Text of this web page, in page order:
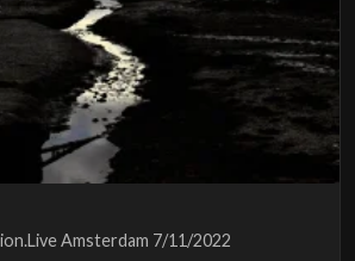
Amsterdam 7/11/2022